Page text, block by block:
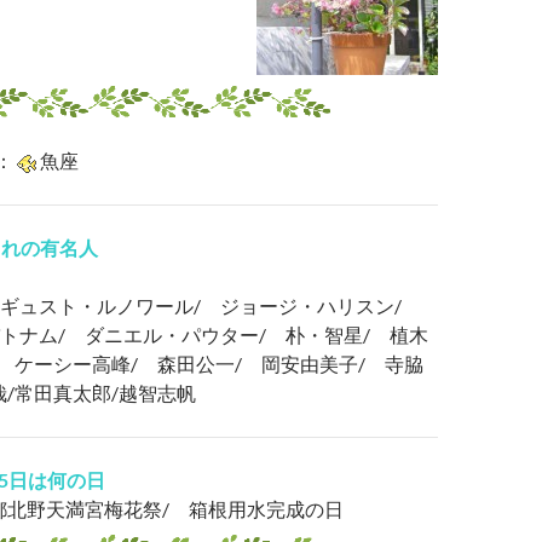
魚座
の有名人
ュスト・ルノワール/ ジョージ・ハリスン/
トナム/ ダニエル・パウター/ 朴・智星/ 植木
ーシー高峰/ 森田公一/ 岡安由美子/ 寺脇
田真太郎/越智志帆
日は何の日
野天満宮梅花祭/ 箱根用水完成の日